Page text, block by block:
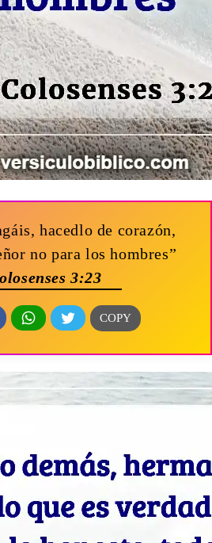
hacedlo de corazón,
no para los hombres”
3:23